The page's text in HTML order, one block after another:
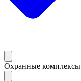
Охранные комплексы